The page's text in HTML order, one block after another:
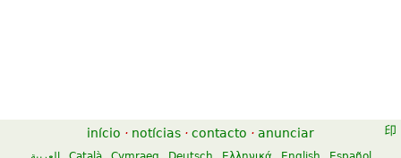
Percussion, Marimba
Alfred Music Publishing
River Song Productions
início · notícias · contacto · anunciar